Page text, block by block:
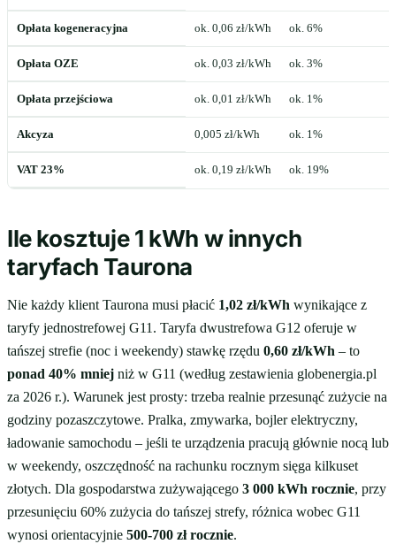
Opłata kogeneracyjna ok. 0,06 zł/kWh ok. 6%
Opłata OZE ok. 0,03 zł/kWh ok. 3%
Opłata przejściowa ok. 0,01 zł/kWh ok. 1%
Akcyza 0,005 zł/kWh ok. 1%
VAT 23% ok. 0,19 zł/kWh ok. 19%
Ile kosztuje 1 kWh w innych
taryfach Taurona
Nie każdy klient Taurona musi płacić 1,02 zł/kWh wynikające z
taryfy jednostrefowej G11. Taryfa dwustrefowa G12 oferuje w
tańszej strefie (noc i weekendy) stawkę rzędu 0,60 zł/kWh – to
ponad 40% mniej niż w G11 (według zestawienia globenergia.pl
za 2026 r.). Warunek jest prosty: trzeba realnie przesunąć zużycie na
godziny pozaszczytowe. Pralka, zmywarka, bojler elektryczny,
ładowanie samochodu – jeśli te urządzenia pracują głównie nocą lub
w weekendy, oszczędność na rachunku rocznym sięga kilkuset
złotych. Dla gospodarstwa zużywającego 3 000 kWh rocznie, przy
przesunięciu 60% zużycia do tańszej strefy, różnica wobec G11
wynosi orientacyjnie 500-700 zł rocznie.